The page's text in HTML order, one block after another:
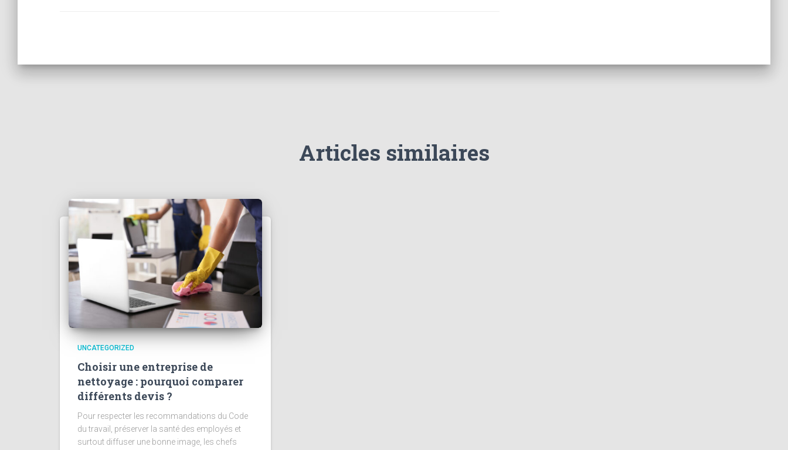
Articles similaires
UNCATEGORIZED
Choisir une entreprise de
nettoyage : pourquoi comparer
différents devis ?
Pour respecter les recommandations du Code
du travail, préserver la santé des employés et
surtout diffuser une bonne image, les chefs